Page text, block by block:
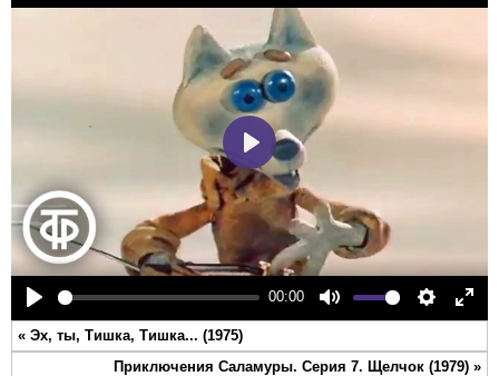
Play
00:00
Mute Settings
Play
« Эх, ты, Тишка, Тишка... (1975)
Приключения Саламуры. Серия 7. Щелчок (1979) »